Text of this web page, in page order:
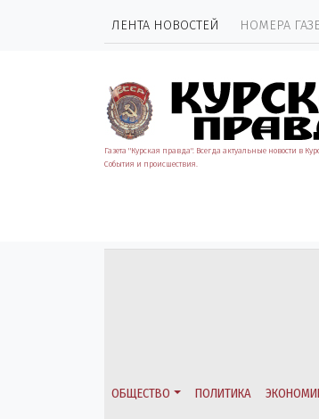
ЛЕНТА НОВОСТЕЙ НОМЕРА
Газета "Курская правда". Всегда актуальные новости в
События и происшествия.
ОБЩЕСТВО ПОЛИТИКА